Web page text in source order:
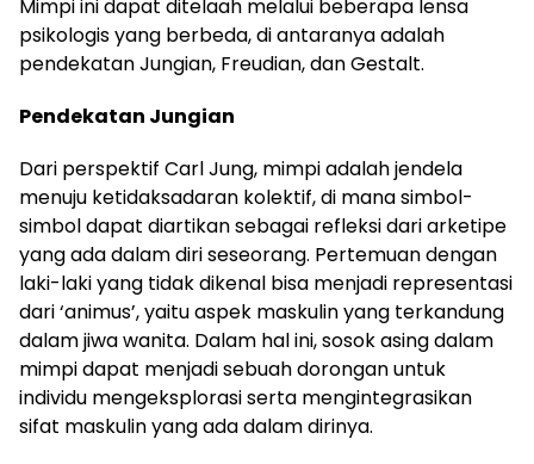
Mimpi ini dapat ditelaah melalui beberapa lensa
psikologis yang berbeda, di antaranya adalah
pendekatan Jungian, Freudian, dan Gestalt.
Pendekatan Jungian
Dari perspektif Carl Jung, mimpi adalah jendela
menuju ketidaksadaran kolektif, di mana simbol-
simbol dapat diartikan sebagai refleksi dari arketipe
yang ada dalam diri seseorang. Pertemuan dengan
laki-laki yang tidak dikenal bisa menjadi representasi
dari ‘animus’, yaitu aspek maskulin yang terkandung
dalam jiwa wanita. Dalam hal ini, sosok asing dalam
mimpi dapat menjadi sebuah dorongan untuk
individu mengeksplorasi serta mengintegrasikan
sifat maskulin yang ada dalam dirinya.